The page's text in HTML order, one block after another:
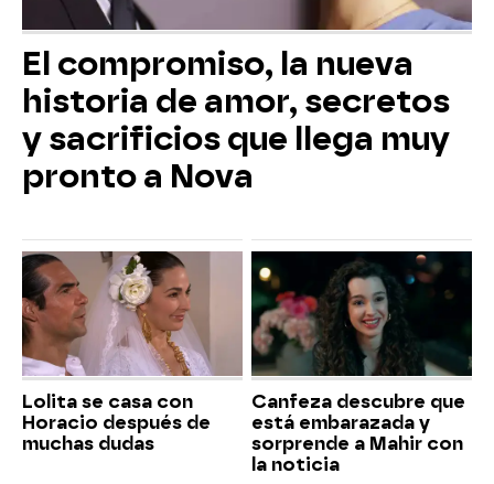
El compromiso, la nueva
historia de amor, secretos
y sacrificios que llega muy
pronto a Nova
Lolita se casa con
Horacio después de
muchas dudas
Canfeza descubre que
está embarazada y
sorprende a Mahir con
la noticia